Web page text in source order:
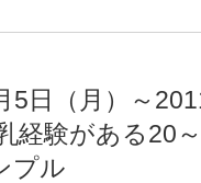
5日（月）～
経験がある20
プル